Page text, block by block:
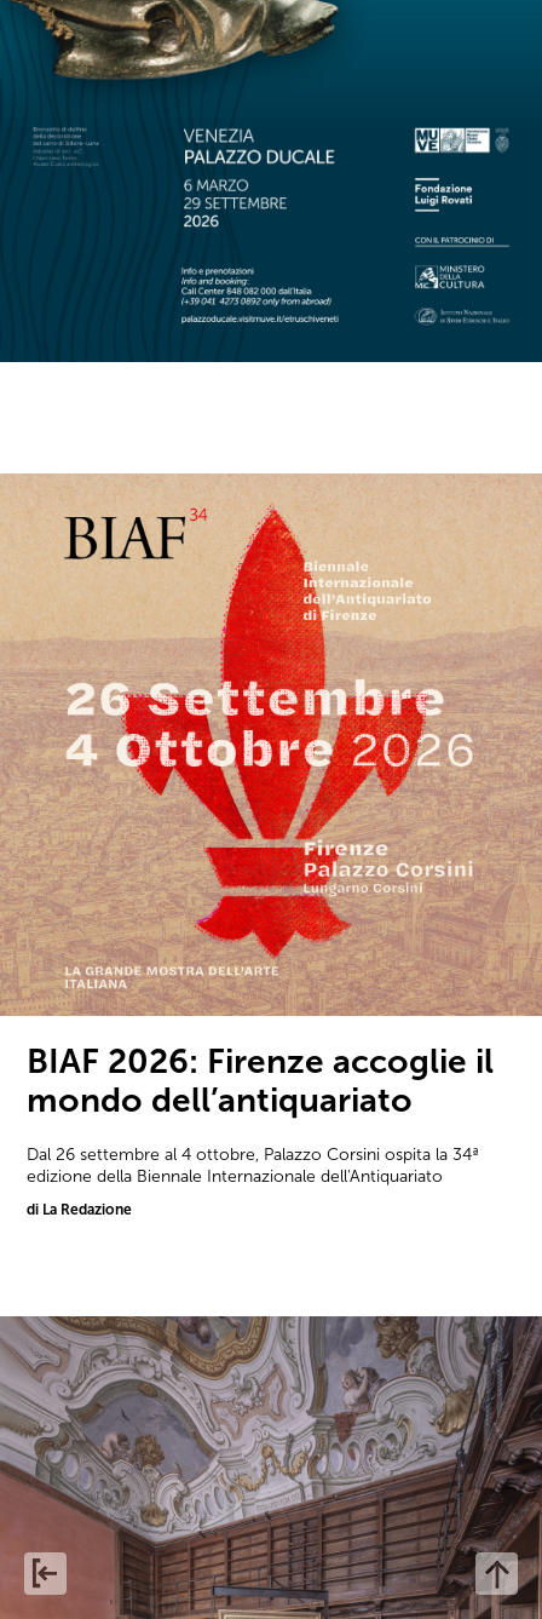
BIAF 2026: Firenze accoglie il
mondo dell’antiquariato
Dal 26 settembre al 4 ottobre, Palazzo Corsini ospita la 34ª
edizione della Biennale Internazionale dell'Antiquariato
di La Redazione